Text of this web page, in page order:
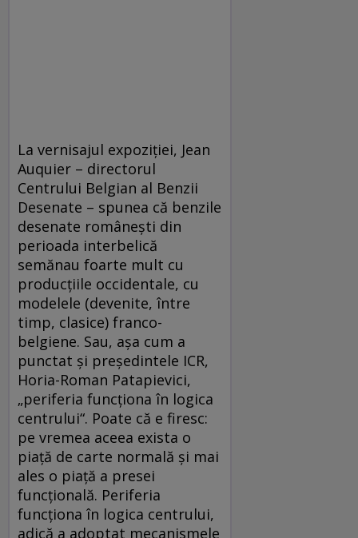
La vernisajul expoziţiei, Jean
Auquier – directorul
Centrului Belgian al Benzii
Desenate – spunea că benzile
desenate româneşti din
perioada interbelică
semănau foarte mult cu
producţiile occidentale, cu
modelele (devenite, între
timp, clasice) franco-
belgiene. Sau, aşa cum a
punctat şi preşedintele ICR,
Horia-Roman Patapievici,
„periferia funcţiona în logica
centrului“. Poate că e firesc:
pe vremea aceea exista o
piaţă de carte normală şi mai
ales o piaţă a presei
funcţională. Periferia
funcţiona în logica centrului,
adică a adoptat mecanismele